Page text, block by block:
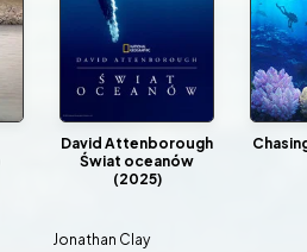
David Attenborough
Świat oceanów
(2025)
Jonathan Clay